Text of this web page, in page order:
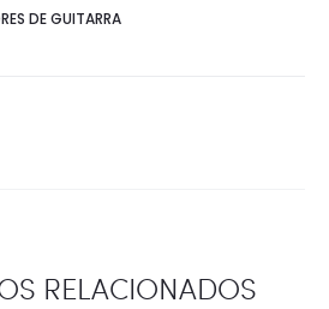
DE GUITARRA
RELACIONADOS